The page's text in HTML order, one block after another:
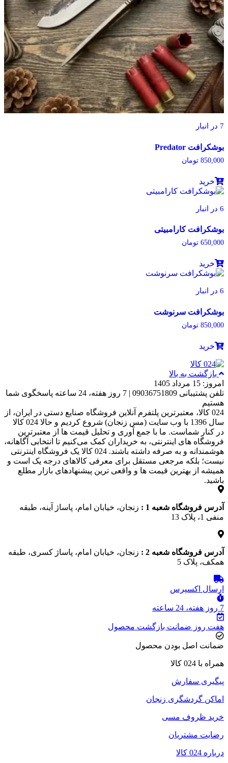
7 در انبار
بوشکرافت Predator
850,000 تومان
خرید
6 در انبار
بوشکرافت کارامبیتی
650,000 تومان
خرید
6 در انبار
بوشکرافت سرنوشت
850,000 تومان
خرید
بازگشت به بالا
امروز: 15 مرداد 1405
تلفن پشتیبانی 09036751809 | 7 روز هفته، 24 ساعته پاسخگوی شما
هستیم
024 کالا، معتبرترین پلتفرم آنلاین فروشگاه صنایع دستی در ایران، از
سال 1396 با وب سایت (مس زنجان) شروع کردیم و حالا 024 کالا
در کنار شماست. ما با جمع‌ آوری و تحلیل قیمت‌ ها از معتبرترین
فروشگاه‌ های اینترنتی، به خریداران کمک می‌کنیم تا انتخابی آگاهانه،
هوشمندانه و به‌ صرفه داشته باشند. 024 کالا یک فروشگاه اینترنتی
نیست؛ بلکه مرجعی مستقل برای معرفی کالاهای درجه یک است و
همیشه از بهترین قیمت‌ ها و واقعی‌ ترین پیشنهادهای بازار مطلع
باشید.
آدرس فروشگاه شعبه 1 :
زنجان، خیابان امام، پاساژ آینه، طبقه
منفی 1، پلاک 13
آدرس فروشگاه شعبه 2 :
زنجان، خیابان امام، پاساژ کسری، طبقه
همکف، پلاک 5
ارسال اکسپرس
7 روز هفته، 24 ساعته
هفت روز ضمانت بازگشت محصول
ضمانت اصل بودن محصول
همراه با 024 کالا
پیگیری سفارش
اماکن گردشگری زنجان
خرید ظروف مسی
رضایت مشتریان
درباره 024 کالا